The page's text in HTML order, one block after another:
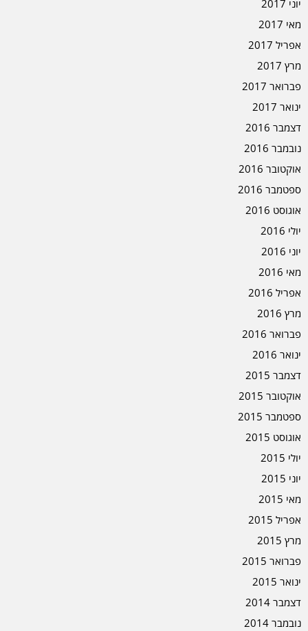
יוני 2017
מאי 2017
אפריל 2017
מרץ 2017
פברואר 2017
ינואר 2017
דצמבר 2016
נובמבר 2016
אוקטובר 2016
ספטמבר 2016
אוגוסט 2016
יולי 2016
יוני 2016
מאי 2016
אפריל 2016
מרץ 2016
פברואר 2016
ינואר 2016
דצמבר 2015
אוקטובר 2015
ספטמבר 2015
אוגוסט 2015
יולי 2015
יוני 2015
מאי 2015
אפריל 2015
מרץ 2015
פברואר 2015
ינואר 2015
דצמבר 2014
נובמבר 2014